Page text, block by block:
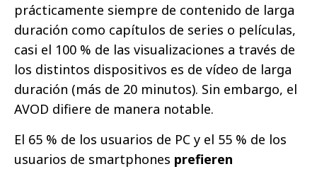
prácticamente siempre de contenido de larga
duración como capítulos de series o películas,
casi el 100 % de las visualizaciones a través de
los distintos dispositivos es de vídeo de larga
duración (más de 20 minutos). Sin embargo, el
AVOD difiere de manera notable.
El 65 % de los usuarios de PC y el 55 % de los
usuarios de smartphones prefieren